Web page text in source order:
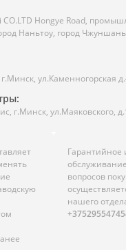
Hongye Road,
Наньтоу, город
ул.Каменногорская
г.Минск, ул.Маяковского,
Гарантийное
вопросов
нашего